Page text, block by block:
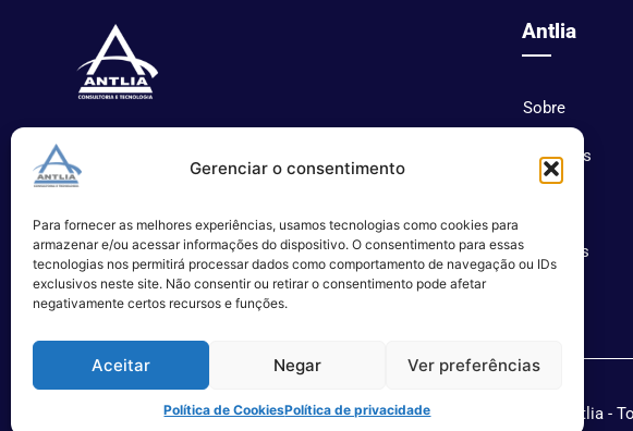
Gerenciar o consentimento
Para fornecer as melhores experiências, usamos tecnologias como cookies para
armazenar e/ou acessar informações do dispositivo. O consentimento para essas
tecnologias nos permitirá processar dados como comportamento de navegação ou IDs
exclusivos neste site. Não consentir ou retirar o consentimento pode afetar
negativamente certos recursos e funções.
Aceitar Negar Ver preferências
Política de CookiesPolítica de privacidade
de softwares e serviços de TI.
Alameda Campinas, 1100 – 3°Andar,
São Paulo
Antlia
Sobre
Soluções
Carreiras
Antlia -